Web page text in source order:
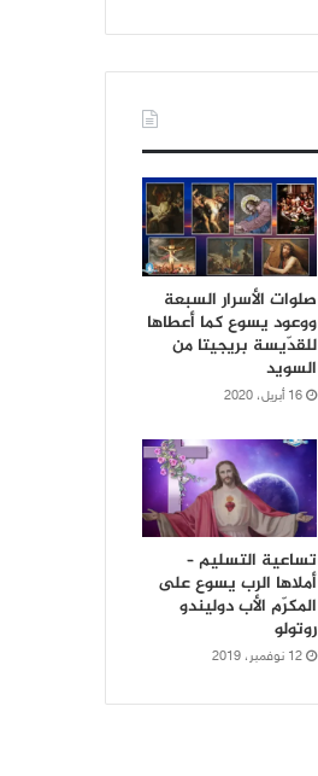
صلوات الأسرار السبعة
ووعود يسوع كما أعطاها
للقدّيسة بريجيتا من
السويد
16 أبريل، 2020
تساعية التسليم –
أملاها الرب يسوع على
المكرّم الأب دوليندو
روتولو
12 نوفمبر، 2019